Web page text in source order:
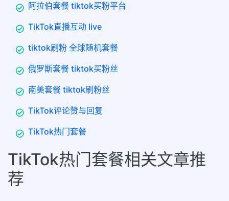
阿拉伯套餐 tiktok买粉平台
TikTok直播互动 live
tiktok刷粉 全球随机套餐
俄罗斯套餐 tiktok买粉丝
南美套餐 tiktok刷粉丝
TikTok评论赞与回复
TikTok热门套餐
TikTok热门套餐相关文章推
荐